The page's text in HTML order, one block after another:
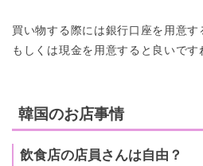
買い物する際には銀行口座を用意す
もしくは現金を用意すると良いです
韓国のお店事情
飲食店の店員さんは自由？